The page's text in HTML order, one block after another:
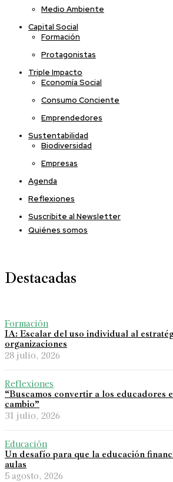
Medio Ambiente
Capital Social
Formación
Protagonistas
Triple Impacto
Economía Social
Consumo Conciente
Emprendedores
Sustentabilidad
Biodiversidad
Empresas
Agenda
Reflexiones
Suscribite al Newsletter
Quiénes somos
Destacadas
Formación
IA: Escalar del uso individual al
organizaciones
28 julio, 2026
Reflexiones
“Buscamos convertir a los educadores
cambio”
31 julio, 2026
Educación
Un desafío para que la educación
aulas
5 agosto, 2026